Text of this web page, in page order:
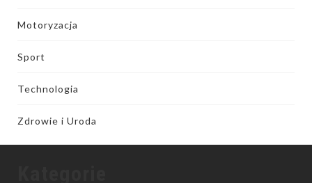
Motoryzacja
Sport
Technologia
Zdrowie i Uroda